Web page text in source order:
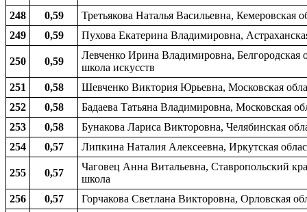
248
0,59
Третьякова Наталья Васильевна,
249
0,59 Пухова Екатерина Владимировна,
250 0,59
Левченко Ирина Владимировна, Белгородская
школа искусств
251
0,58
Шевченко Виктория Юрьевна, Московская
252
0,58
Бадаева Татьяна Владимировна, Московская
253
0,58
Бунакова Лариса Викторовна, Челябинская
254
0,57 Липкина Наталия Алексеевна, Иркутская
255 0,57
Чаговец Анна Витальевна, Ставропольский
школа
256
0,57 Горчакова Светлана Викторовна, Орловская